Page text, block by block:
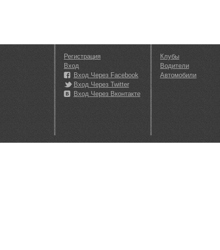
Регистрация
Вход
Вход Через Facebook
Вход Через Twitter
Вход Через Вконтакте
Клубы
Водители
Автомобили